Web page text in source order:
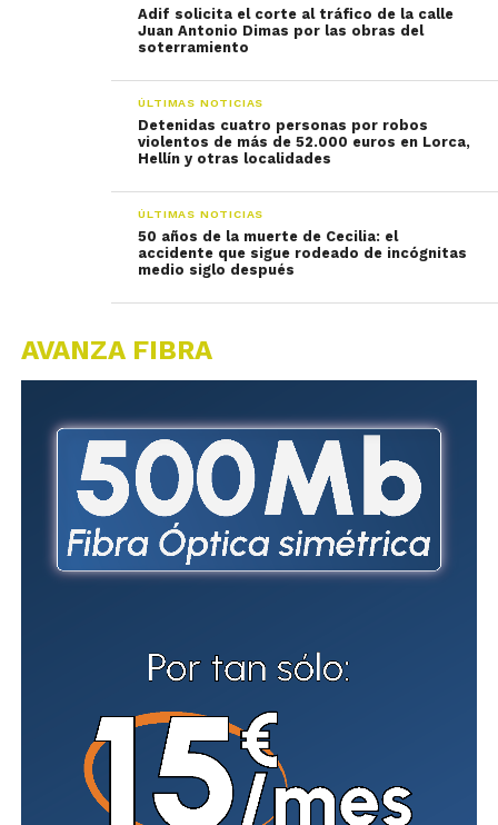
Adif solicita el corte al tráfico de la calle
Juan Antonio Dimas por las obras del
soterramiento
ÚLTIMAS NOTICIAS
Detenidas cuatro personas por robos
violentos de más de 52.000 euros en Lorca,
Hellín y otras localidades
ÚLTIMAS NOTICIAS
50 años de la muerte de Cecilia: el
accidente que sigue rodeado de incógnitas
medio siglo después
AVANZA FIBRA